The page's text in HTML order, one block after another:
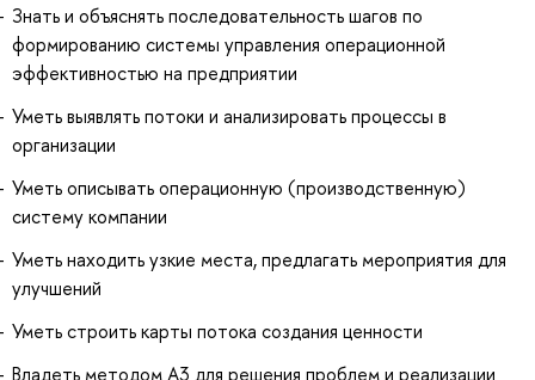
Знать и объяснять последовательность шагов по
формированию системы управления операционной
эффективностью на предприятии
Уметь выявлять потоки и анализировать процессы в
организации
Уметь описывать операционную (производственную)
систему компании
Уметь находить узкие места, предлагать мероприятия для
улучшений
Уметь строить карты потока создания ценности
Владеть методом A3 для решения проблем и реализации